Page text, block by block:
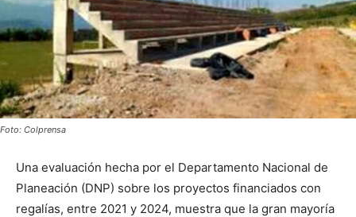
Foto: Colprensa
Una evaluación hecha por el Departamento Nacional de
Planeación (DNP) sobre los proyectos financiados con
regalías, entre 2021 y 2024, muestra que la gran mayoría